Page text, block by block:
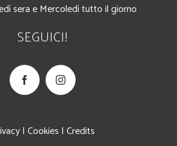
sera e Mercoledì tutto il giorno
SEGUICI!
| Cookies | Credits